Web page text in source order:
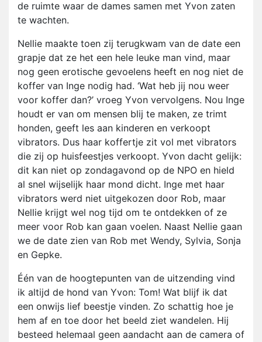
de ruimte waar de dames samen met Yvon zaten
te wachten.
Nellie maakte toen zij terugkwam van de date een
grapje dat ze het een hele leuke man vind, maar
nog geen erotische gevoelens heeft en nog niet de
koffer van Inge nodig had. ‘Wat heb jij nou weer
voor koffer dan?’ vroeg Yvon vervolgens. Nou Inge
houdt er van om mensen blij te maken, ze trimt
honden, geeft les aan kinderen en verkoopt
vibrators. Dus haar koffertje zit vol met vibrators
die zij op huisfeestjes verkoopt. Yvon dacht gelijk:
dit kan niet op zondagavond op de NPO en hield
al snel wijselijk haar mond dicht. Inge met haar
vibrators werd niet uitgekozen door Rob, maar
Nellie krijgt wel nog tijd om te ontdekken of ze
meer voor Rob kan gaan voelen. Naast Nellie gaan
we de date zien van Rob met Wendy, Sylvia, Sonja
en Gepke.
Één van de hoogtepunten van de uitzending vind
ik altijd de hond van Yvon: Tom! Wat blijf ik dat
een onwijs lief beestje vinden. Zo schattig hoe je
hem af en toe door het beeld ziet wandelen. Hij
besteed helemaal geen aandacht aan de camera of